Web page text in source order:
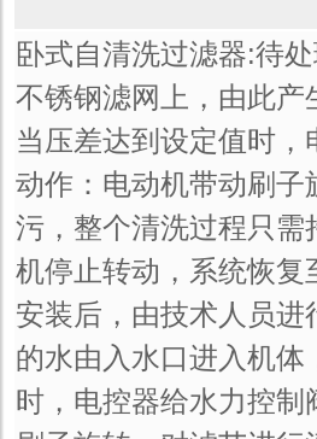
卧式自清洗过滤器:待
不锈钢滤网上，由此
当压差达到设定值时
动作：电动机带动刷
污，整个清洗过程只
机停止转动，系统恢
安装后，由技术人员
的水由入水口进入机
时，电控器给水力控